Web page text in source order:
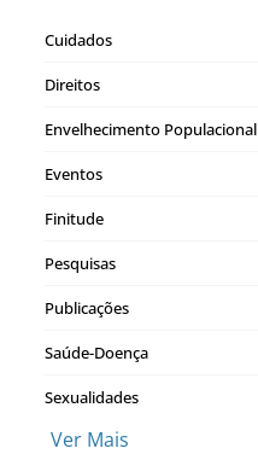
Cuidados
Direitos
Envelhecimento Populacional
Eventos
Finitude
Pesquisas
Publicações
Saúde-Doença
Sexualidades
Ver Mais